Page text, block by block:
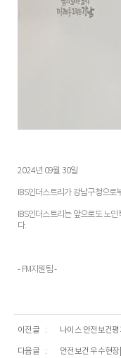
2024년 09월 30일
IBS인더스트리가 강남구청으
IBS인더스트리는 앞으로도 노
다.
- FM지원팀 -
이전글 나이스 안전보건평
다음글 안전보건 우수현장